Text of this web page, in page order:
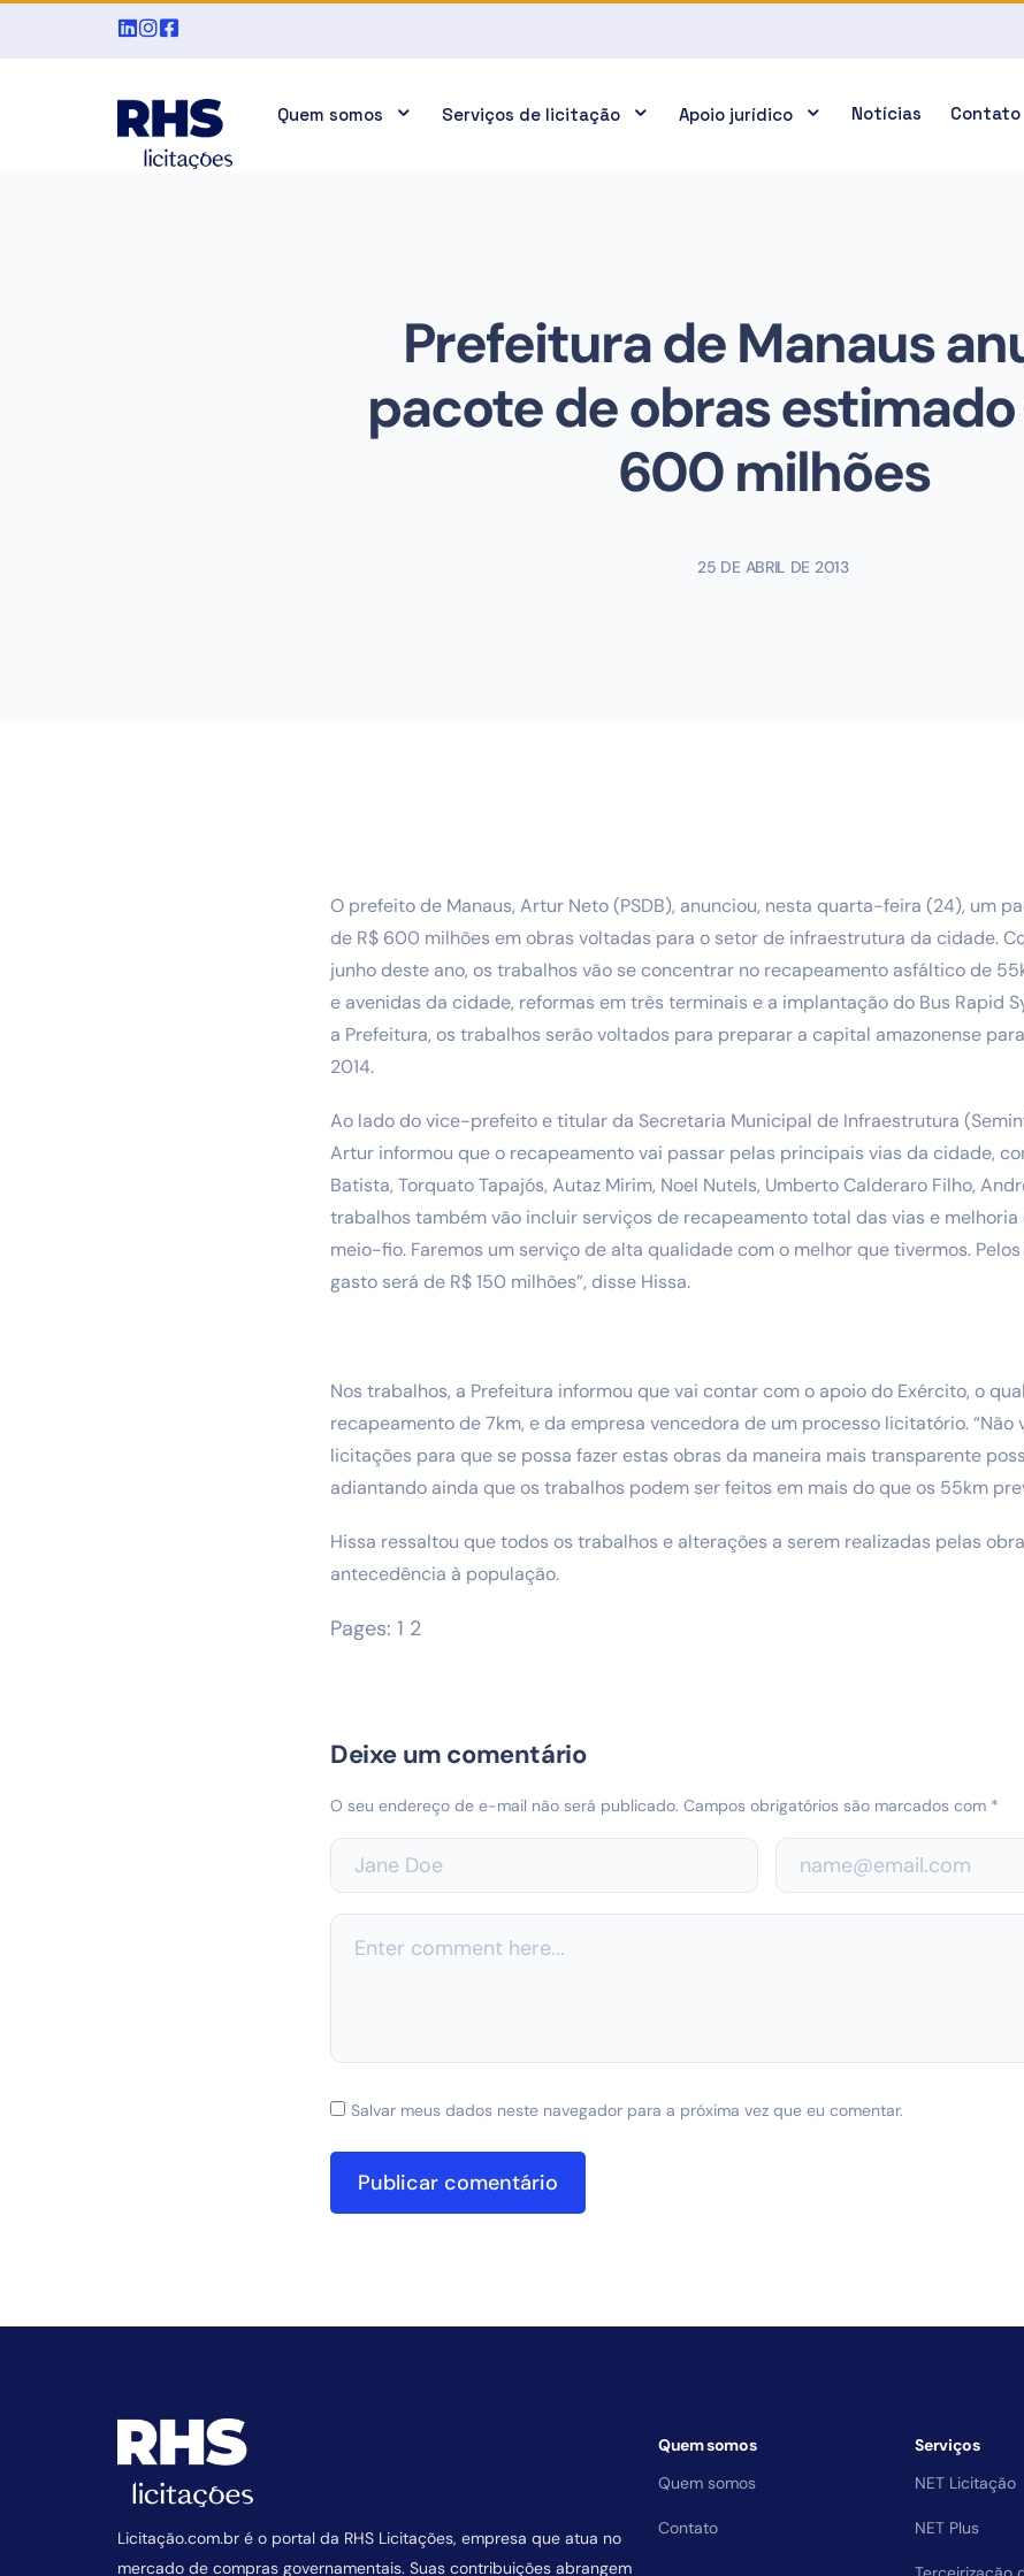
Quem somos Serviços de licitação Apoio jurídico Notícias Contato
Prefeitura de Manaus
pacote de obras estimado
600 milhões
25 DE ABRIL DE 2013
O prefeito de Manaus, Artur Neto (PSDB), anunciou, nesta quarta-feira (24), um
de R$ 600 milhões em obras voltadas para o setor de infraestrutura da cidade.
junho deste ano, os trabalhos vão se concentrar no recapeamento asfáltico de
e avenidas da cidade, reformas em três terminais e a implantação do Bus Rapid
a Prefeitura, os trabalhos serão voltados para preparar a capital amazonense
2014.
Ao lado do vice-prefeito e titular da Secretaria Municipal de Infraestrutura
Artur informou que o recapeamento vai passar pelas principais vias da cidade,
Batista, Torquato Tapajós, Autaz Mirim, Noel Nutels, Umberto Calderaro Filho,
trabalhos também vão incluir serviços de recapeamento total das vias e
meio-fio. Faremos um serviço de alta qualidade com o melhor que tivermos.
gasto será de R$ 150 milhões”, disse Hissa.
Nos trabalhos, a Prefeitura informou que vai contar com o apoio do Exército, o
recapeamento de 7km, e da empresa vencedora de um processo licitatório. “Não
licitações para que se possa fazer estas obras da maneira mais transparente
adiantando ainda que os trabalhos podem ser feitos em mais do que os 55km
Hissa ressaltou que todos os trabalhos e alterações a serem realizadas pelas
antecedência à população.
Pages: 1 2
Deixe um comentário
O seu endereço de e-mail não será publicado. Campos obrigatórios são marcados com *
Salvar meus dados neste navegador para a próxima vez que eu comentar.
Licitação.com.br é o portal da RHS Licitações, empresa que atua no
mercado de compras governamentais. Suas contribuições abrangem
Quem somos
Quem somos
Contato
Serviços
NET Licitação
NET Plus